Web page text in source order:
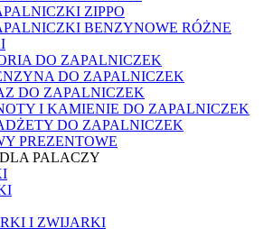
ZIPPO
BENZYNOWE RÓŻNE
DO ZAPALNICZEK
DO ZAPALNICZEK
DO ZAPALNICZEK
I KAMIENIE DO ZAPALNICZEK
DO ZAPALNICZEK
PREZENTOWE
PALACZY
I ZWIJARKI